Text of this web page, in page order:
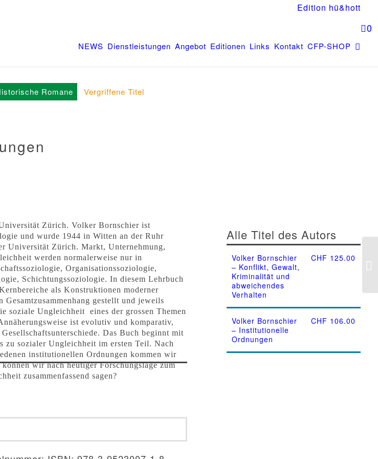
Edition hü&hott
0
NEWS Dienstleistungen Angebot Editionen Links Kontakt CFP-SHOP
Romane Vergriffene Titel
Zürich. Volker Bornschier ist
und wurde 1944 in Witten an der Ruhr
Universität Zürich. Markt, Unternehmung,
werden normalerweise nur in
Organisationssoziologie,
Schichtungssoziologie. In diesem Lehrbuch
als Konstruktionen moderner
Gesamtzusammenhang gestellt und jeweils
soziale Ungleichheit ­ eines der grossen Themen
ist evolutiv und komparativ,
Das Buch beginnt mit
zu sozialer Ungleichheit im ersten Teil. Nach
institutionellen Ordnungen kommen wir
wir nach heutiger Forschungslage zum
zusammenfassend sagen?
Alle Titel des Autors
Volker Bornschier
– Konflikt, Gewalt,
Kriminalität und
abweichendes
Verhalten
CHF 125.00
Volker Bornschier
– Institutionelle
Ordnungen
CHF 106.00